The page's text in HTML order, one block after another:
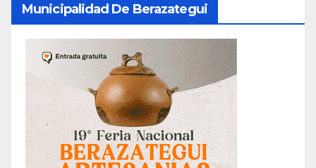
Municipalidad De Berazategui